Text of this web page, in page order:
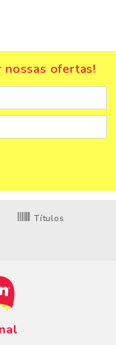
nossas ofertas!
Títulos